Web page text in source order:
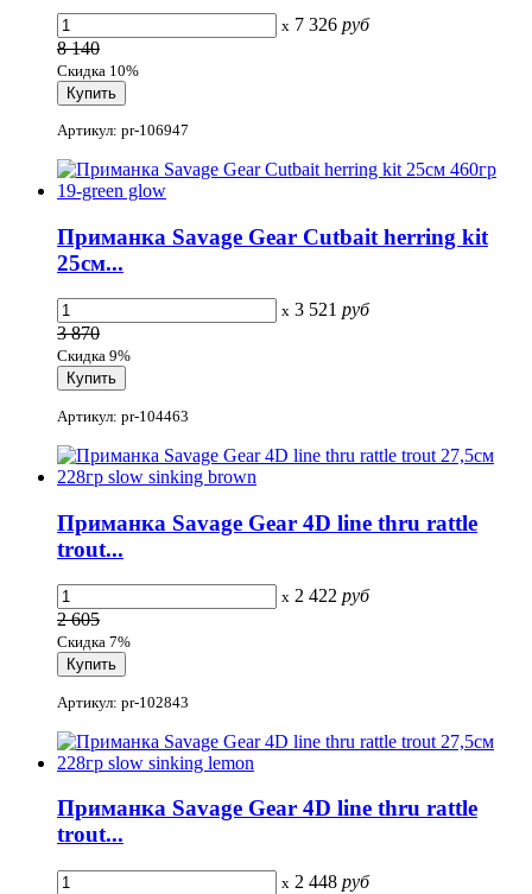
x 7 326 руб
8 140
Скидка 10%
Артикул: pr-106947
Приманка Savage Gear Cutbait herring kit
25см...
x 3 521 руб
3 870
Скидка 9%
Артикул: pr-104463
Приманка Savage Gear 4D line thru rattle
trout...
x 2 422 руб
2 605
Скидка 7%
Артикул: pr-102843
Приманка Savage Gear 4D line thru rattle
trout...
x 2 448 руб